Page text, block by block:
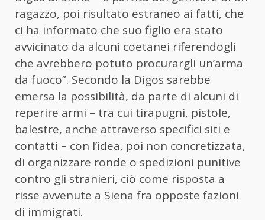
ragazzo, poi risultato estraneo ai fatti, che
ci ha informato che suo figlio era stato
avvicinato da alcuni coetanei riferendogli
che avrebbero potuto procurargli un’arma
da fuoco”. Secondo la Digos sarebbe
emersa la possibilità, da parte di alcuni di
reperire armi – tra cui tirapugni, pistole,
balestre, anche attraverso specifici siti e
contatti – con l’idea, poi non concretizzata,
di organizzare ronde o spedizioni punitive
contro gli stranieri, ciò come risposta a
risse avvenute a Siena fra opposte fazioni
di immigrati.